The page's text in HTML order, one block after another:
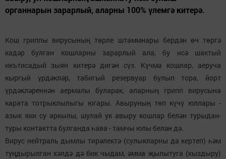
органнарын зарарлый, аларны 100% үлемгә китерә.
Кош гриппы вирусының төрле штаммнары бердән өч төргә
кадәр булган кошларны зарарлый ала, бу исә шактый
икътисадый зыян китерә дигән сүз. Күчмә кошлар, аеруча
кыргый үрдәкләр, табигый резервуар булып тора, йорт
үрдәкләреннән аермалы буларак, аларның грипп вирусына
карата тотрыклылыгы югары. Авыруның төп күчү юллары -
азык яки су аркылы, шулай ук авыру кошлар белән турыдан-
туры контактта булганда һава - тамчы юлы белән дә.
Вирус нейтраль дымлы тирәлектә (сулыкларны да кертеп) һәм
туңдырылган хәлдә дә бик чыдам, әмма җылытуга (кыздыру)